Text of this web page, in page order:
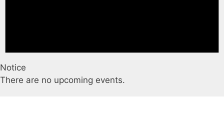
Notice
There are no upcoming events.